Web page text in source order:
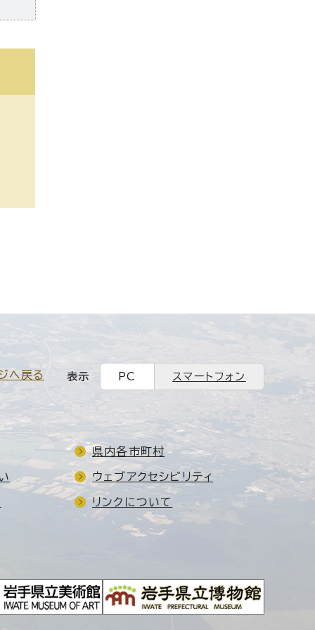
へ戻る 表示 PC スマートフォン
県内各市町村
ウェブアクセシビリティ
リンクについて